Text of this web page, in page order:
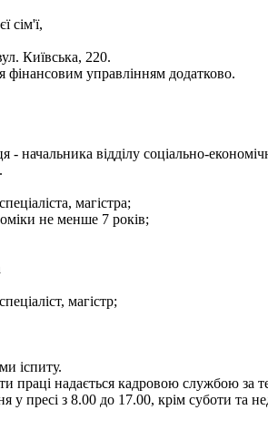
сім'ї,
Київська, 220.
фінансовим управлінням додатково.
відділу соціально-
магістра;
не менше 7 років;
магістр;
іспиту.
праці надається кадровою службою за
з 8.00 до 17.00, крім суботи та